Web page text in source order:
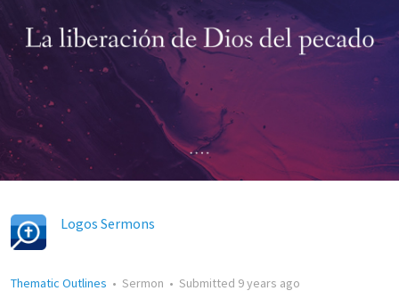
Logos Sermons
Thematic Outlines • Sermon • Submitted 9 years ago